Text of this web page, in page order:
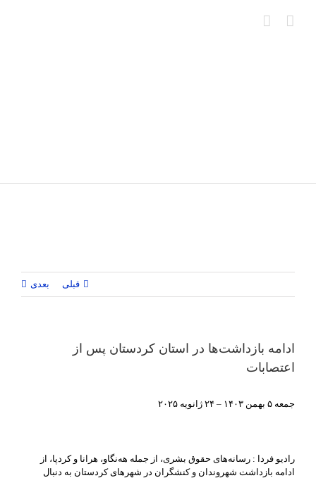
قبلی بعدی
ادامه بازداشت‌ها در استان کردستان پس از
اعتصابات
جمعه ۵ بهمن ۱۴۰۳ – ۲۴ ژانويه ۲۰۲۵
رادیو فردا : رسانه‌های حقوق بشری، از جمله هه‌نگاو، هرانا و کردپا، از
ادامه بازداشت شهروندان و کنشگران در شهرهای کردستان به دنبال